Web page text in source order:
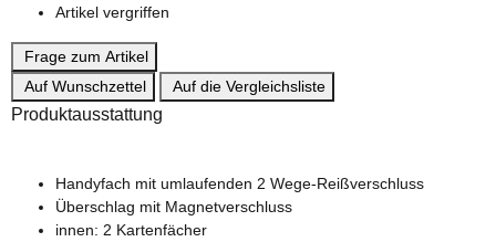
Artikel vergriffen
Frage zum Artikel
Auf Wunschzettel
Auf die Vergleichsliste
Produktausstattung
Handyfach mit umlaufenden 2 Wege-Reißverschluss
Überschlag mit Magnetverschluss
innen: 2 Kartenfächer